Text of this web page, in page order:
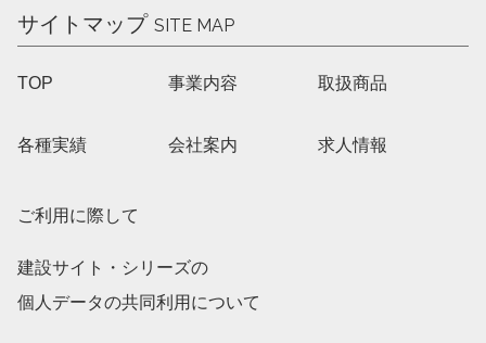
サイトマップ SITE MAP
TOP 事業内容 取扱商品
各種実績 会社案内 求人情報
ご利用に際して
建設サイト・シリーズの
個人データの共同利用について